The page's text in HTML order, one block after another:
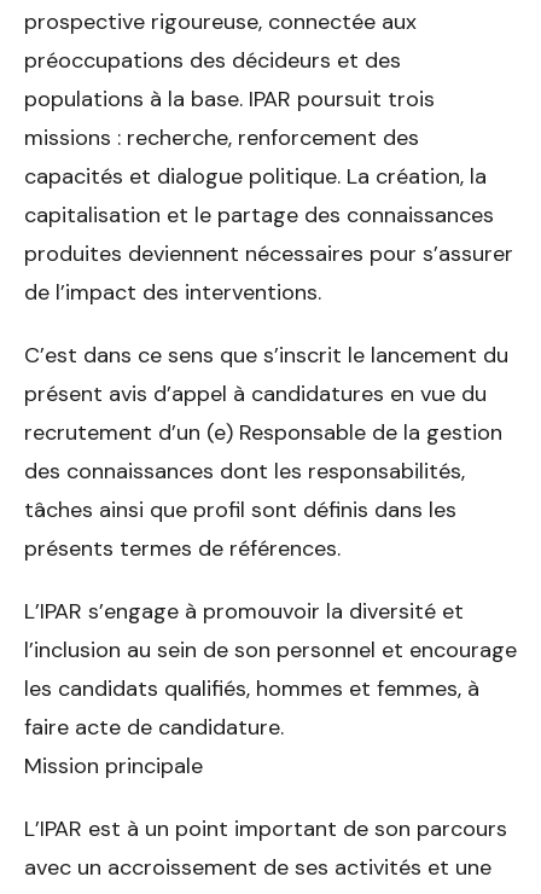
prospective rigoureuse, connectée aux
préoccupations des décideurs et des
populations à la base. IPAR poursuit trois
missions : recherche, renforcement des
capacités et dialogue politique. La création, la
capitalisation et le partage des connaissances
produites deviennent nécessaires pour s’assurer
de l’impact des interventions.
C’est dans ce sens que s’inscrit le lancement du
présent avis d’appel à candidatures en vue du
recrutement d’un (e) Responsable de la gestion
des connaissances dont les responsabilités,
tâches ainsi que profil sont définis dans les
présents termes de références.
L’IPAR s’engage à promouvoir la diversité et
l’inclusion au sein de son personnel et encourage
les candidats qualifiés, hommes et femmes, à
faire acte de candidature.
Mission principale
L’IPAR est à un point important de son parcours
avec un accroissement de ses activités et une